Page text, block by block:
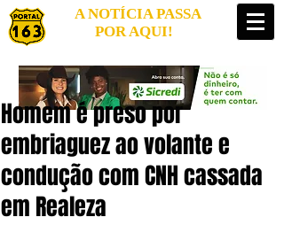
A NOTÍCIA PASSA
POR AQUI!
Homem é preso por
embriaguez ao volante e
condução com CNH cassada
em Realeza